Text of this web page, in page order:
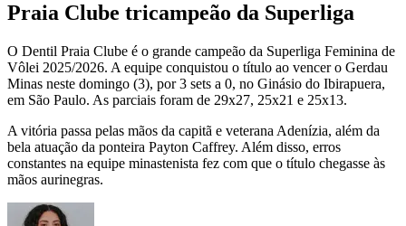
Praia Clube tricampeão da Superliga
O Dentil Praia Clube é o grande campeão da Superliga Feminina de
Vôlei 2025/2026. A equipe conquistou o título ao vencer o Gerdau
Minas neste domingo (3), por 3 sets a 0, no Ginásio do Ibirapuera,
em São Paulo. As parciais foram de 29x27, 25x21 e 25x13.
A vitória passa pelas mãos da capitã e veterana Adenízia, além da
bela atuação da ponteira Payton Caffrey. Além disso, erros
constantes na equipe minastenista fez com que o título chegasse às
mãos aurinegras.